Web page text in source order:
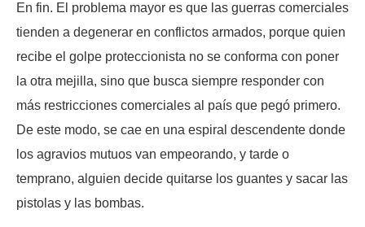
En fin. El problema mayor es que las guerras comerciales
tienden a degenerar en conflictos armados, porque quien
recibe el golpe proteccionista no se conforma con poner
la otra mejilla, sino que busca siempre responder con
más restricciones comerciales al país que pegó primero.
De este modo, se cae en una espiral descendente donde
los agravios mutuos van empeorando, y tarde o
temprano, alguien decide quitarse los guantes y sacar las
pistolas y las bombas.